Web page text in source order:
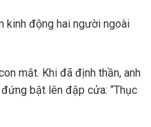
kinh động hai người ngoài
mắt. Khi đã định thần, anh
bật lên đập cửa: “Thục